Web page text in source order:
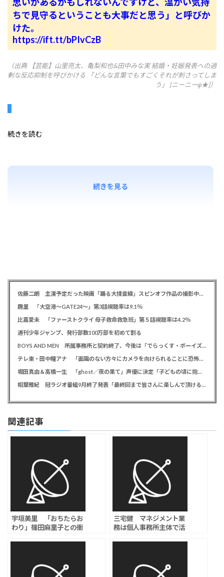
ちで見守るということも大事だと思う」と呼びか
けた。
https://ift.tt/bPIvCzB
（出典 【芸能】山里亮太、亀梨和也&田中みな実 結婚・妊娠発表への過
剰な反応抑制を呼びかける 「どんな言葉でもすごくそれが刺さってしま
う」 [ニーニーφ★]）
続きを読む
続きを見る
佐藤二朗 主演予定だった映画「踊る大捜査線」スピンオフ作品の撮影中止が正式に決定か
趣里 「大空港～GATE24～」第3話視聴率は9.1％
比嘉愛未 「ファーストクライ 母子救命救急班」第５話視聴率は4.2％
週刊少年ジャンプ、発行部数100万部を初めて割る
BOYS AND MEN 所属事務所と契約終了、今後は「でらっくす・ボーイズ」として活動
テレ東・田中瞳アナ 「面識のない方々にカメラを向けられることに恐怖を」 ロケ撮影時に勝手に撮影してくる人に注意喚起
堀田真由＆高橋一生 「ghost／夜の果て」声優に決定「子どもの頃に抱いていた言葉にはできない沢山の感情を思い出しました」
相葉雅紀 冠ラジオ番組9月終了発表「最終回まで皆さんに楽しんで頂ける番組を」、ファンからは悲しみの声
関連記事
宇垣美里 「おちたらお
わり」篠田麻里子との衝
三宅健 マネジメント業
務は個人事務所主体で活
サポート